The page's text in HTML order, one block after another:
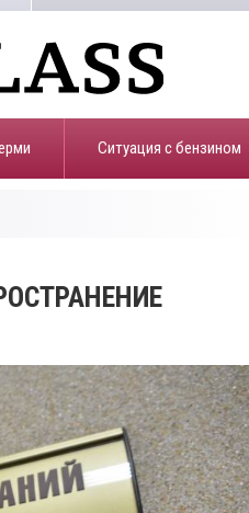
​Ситуация с бензином